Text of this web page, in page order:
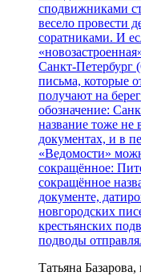
сподвижниками
весело провести
соратниками. И
Санкт-Петербург
письма, которые
получают на
обозначение:
название тоже не
документах, и в
«Ведомости»
сокращённое:
сокращённое
документе,
новгородских
крестьянских
подводы
Татьяна Базарова,